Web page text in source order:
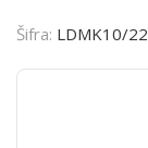
Šifra: LDMK10/